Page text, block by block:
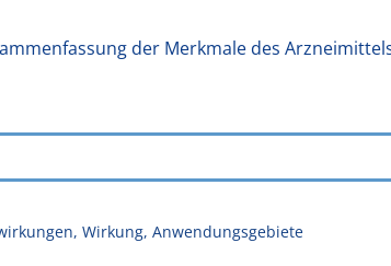
der Merkmale des
Wirkung, Anwendungsgebiete